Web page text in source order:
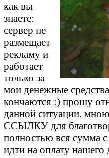
как вы
знаете:
сервер не
размещает
рекламу и
работает
только за
мои денежные
кончаются :) прошу
данной ситуации.
ССЫЛКУ для
полностью вся сумма с
идти на оплату нашего